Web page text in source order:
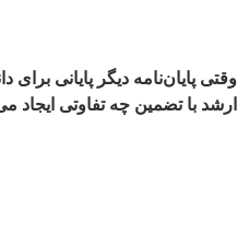
وقتی پایان‌نامه دیگر پایانی برای
ارشد با تضمین چه تفاوتی ایجاد